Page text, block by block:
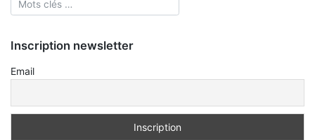
Inscription newsletter
Email